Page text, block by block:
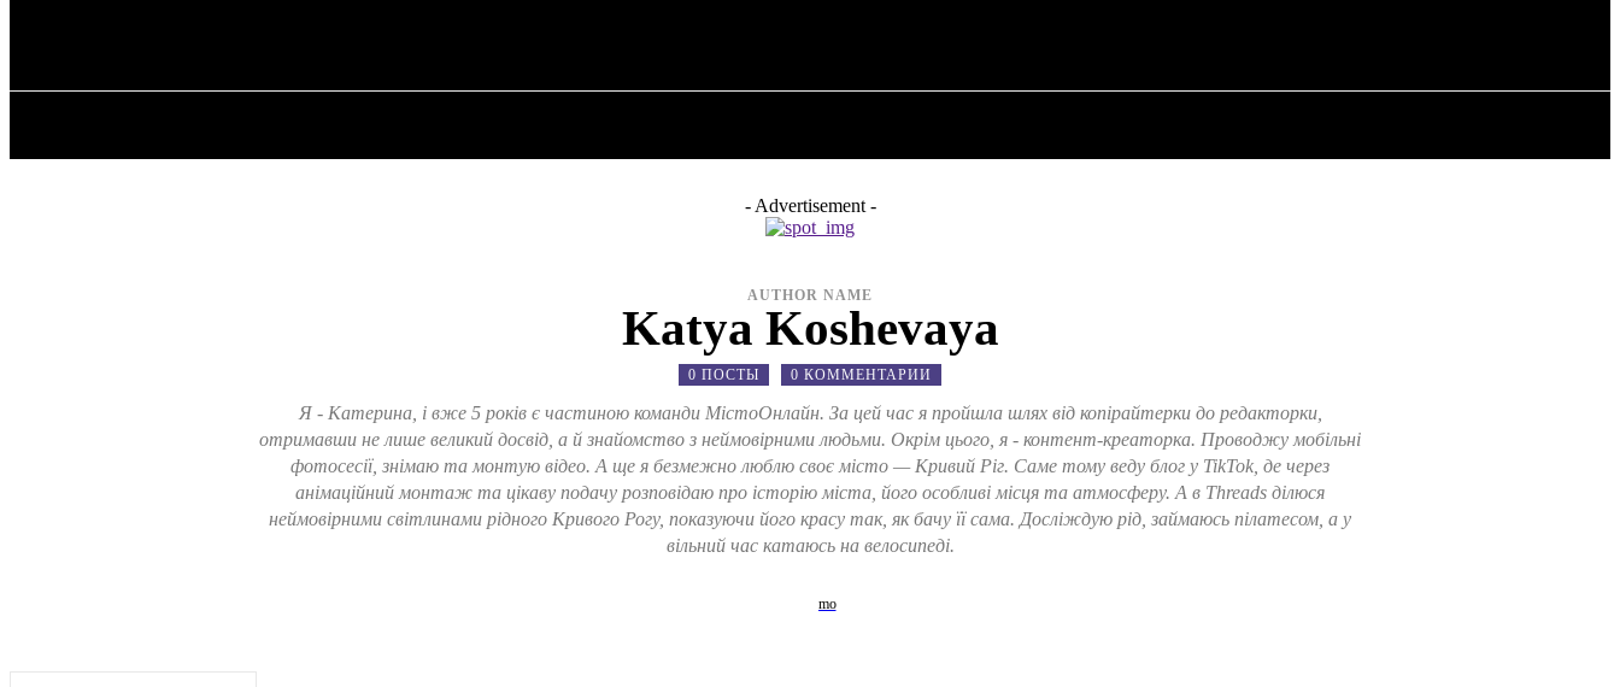
- Advertisement -
AUTHOR NAME
Katya Koshevaya
0 ПОСТЫ 0 КОММЕНТАРИИ
Я - Катерина, і вже 5 років є частиною команди МістоОнлайн. За цей час я пройшла шлях від копірайтерки до редакторки,
отримавши не лише великий досвід, а й знайомство з неймовірними людьми. Окрім цього, я - контент-креаторка. Проводжу мобільні
фотосесії, знімаю та монтую відео. А ще я безмежно люблю своє місто — Кривий Ріг. Саме тому веду блог у TikTok, де через
анімаційний монтаж та цікаву подачу розповідаю про історію міста, його особливі місця та атмосферу. А в Threads ділюся
неймовірними світлинами рідного Кривого Рогу, показуючи його красу так, як бачу її сама. Досліждую рід, займаюсь пілатесом, а у
вільний час катаюсь на велосипеді.